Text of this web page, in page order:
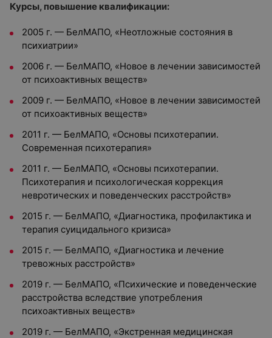
Курсы, повышение квалификации:
2005 г. — БелМАПО, «Неотложные состояния в
психиатрии»
2006 г. — БелМАПО, «Новое в лечении зависимостей
от психоактивных веществ»
2009 г. — БелМАПО, «Новое в лечении зависимостей
от психоактивных веществ»
2011 г. — БелМАПО, «Основы психотерапии.
Современная психотерапия»
2011 г. — БелМАПО, «Основы психотерапии.
Психотерапия и психологическая коррекция
невротических и поведенческих расстройств»
2015 г. — БелМАПО, «Диагностика, профилактика и
терапия суицидального кризиса»
2015 г. — БелМАПО, «Диагностика и лечение
тревожных расстройств»
2019 г. — БелМАПО, «Психические и поведенческие
расстройства вследствие употребления
психоактивных веществ»
2019 г. — БелМАПО, «Экстренная медицинская